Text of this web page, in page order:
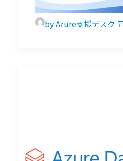
by Azure支援デスク